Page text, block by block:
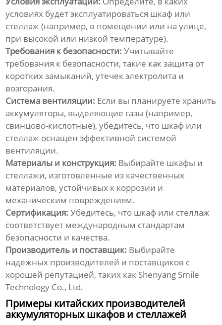
условиях будет эксплуатироваться шкаф или
стеллаж (например, в помещении или на улице,
при высокой или низкой температуре).
Требования к безопасности: Учитывайте
требования к безопасности, такие как защита от
коротких замыканий, утечек электролита и
возгорания.
Система вентиляции: Если вы планируете хранить
аккумуляторы, выделяющие газы (например,
свинцово-кислотные), убедитесь, что шкаф или
стеллаж оснащен эффективной системой
вентиляции.
Материалы и конструкция: Выбирайте шкафы и
стеллажи, изготовленные из качественных
материалов, устойчивых к коррозии и
механическим повреждениям.
Сертификация: Убедитесь, что шкаф или стеллаж
соответствует международным стандартам
безопасности и качества.
Производитель и поставщик: Выбирайте
надежных производителей и поставщиков с
хорошей репутацией, таких как Shenyang Smile
Technology Co., Ltd.
Примеры китайских производителей
аккумуляторных шкафов и стеллажей